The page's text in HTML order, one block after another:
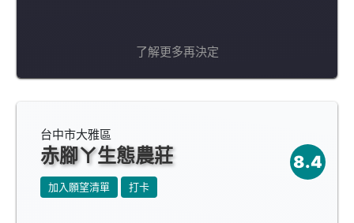
了解更多再決定
台中市大雅區
赤腳ㄚ生態農莊 8.4
加入願望清單 打卡